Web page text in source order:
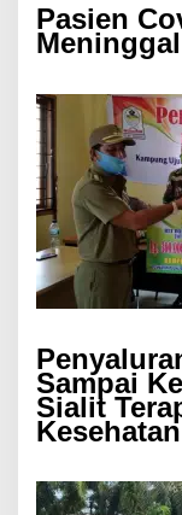
Pasien
Sampai
Sialit
Kesehatan